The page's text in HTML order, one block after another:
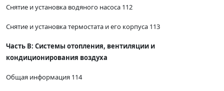
Снятие и установка водяного насоса 112
Снятие и установка термостата и его корпуса 113
Часть В: Системы отопления, вентиляции и
кондиционирования воздуха
Общая информация 114